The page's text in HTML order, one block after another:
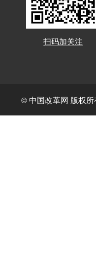
扫码加关注
© 中国改革网 版权所